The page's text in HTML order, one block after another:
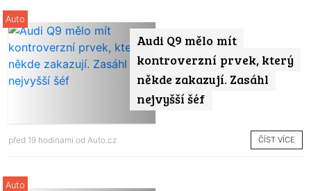
Audi Q9 mělo mít
kontroverzní prvek, který
někde zakazují. Zasáhl
nejvyšší šéf
Auto
před 19 hodinami od Auto.cz ČÍST VÍCE
Auto